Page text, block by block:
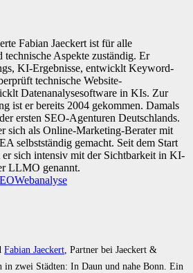
Fabian Jaeckert ist für alle
technische Aspekte zuständig. Er
KI-Ergebnisse, entwicklt Keyword-
technische Website-
Datenanalysesoftware in KIs. Zur
ist er bereits 2004 gekommen. Damals
ersten SEO-Agenturen Deutschlands.
sich als Online-Marketing-Berater mit
selbstständig gemacht. Seit dem Start
sich intensiv mit der Sichtbarkeit in KI-
LLMO genannt.
Webanalyse
Fabian Jaeckert , Partner bei Jaeckert &
in zwei Städten: In Daun und nahe Bonn. Ein